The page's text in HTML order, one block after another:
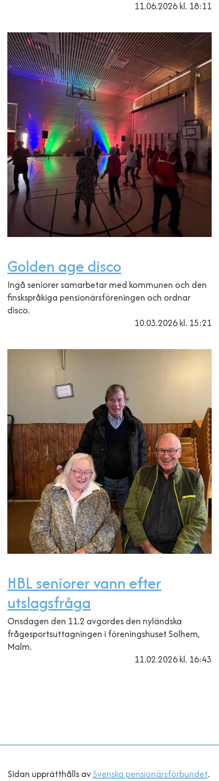
11.06.2026kl. 18:11
Golden age disco
Ingå seniorer samarbetar med kommunen och den
finskspråkiga pensionärsföreningen och ordnar
disco.
10.03.2026kl. 15:21
HBL seniorer vann efter
utslagsfråga
Onsdagen den 11.2 avgordes den nyländska
frågesportsuttagningen i föreningshuset Solhem,
Malm.
11.02.2026kl. 16:43
Sidan upprätthålls avSvenska pensionärsförbundet.